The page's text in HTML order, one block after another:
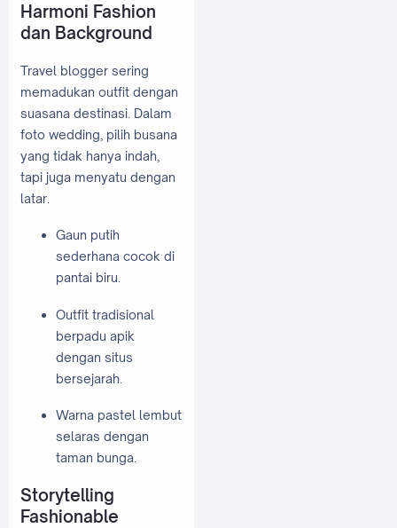
Harmoni Fashion
dan Background
Travel blogger sering
memadukan outfit dengan
suasana destinasi. Dalam
foto wedding, pilih busana
yang tidak hanya indah,
tapi juga menyatu dengan
latar.
Gaun putih
sederhana cocok di
pantai biru.
Outfit tradisional
berpadu apik
dengan situs
bersejarah.
Warna pastel lembut
selaras dengan
taman bunga.
Storytelling
Fashionable